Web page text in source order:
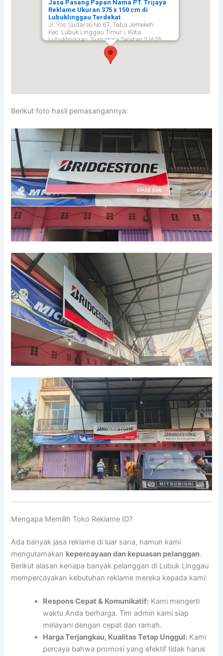
Jasa Pasang Papan Nama PT. Trijaya
Reklame Ukuran 375 x 150 cm di
Lubuklinggau Terdekat
Jl. Yos Sudarso No.67, Taba Jemekeh
Kec. Lubuk Linggau Timur I, Kota
Lubuklinggau, Sumatera Selatan 31625,
31625
Berikut foto hasil pemasangannya:
Mengapa Memilih Toko Reklame ID?
Ada banyak jasa reklame di luar sana, namun kami
mengutamakan kepercayaan dan kepuasan pelanggan.
Berikut alasan kenapa banyak pelanggan di Lubuk Linggau
mempercayakan kebutuhan reklame mereka kepada kami:
Respons Cepat & Komunikatif: Kami mengerti
waktu Anda berharga. Tim admin kami siap
melayani dengan cepat dan ramah.
Harga Terjangkau, Kualitas Tetap Unggul: Kami
percaya bahwa promosi yang efektif tidak harus